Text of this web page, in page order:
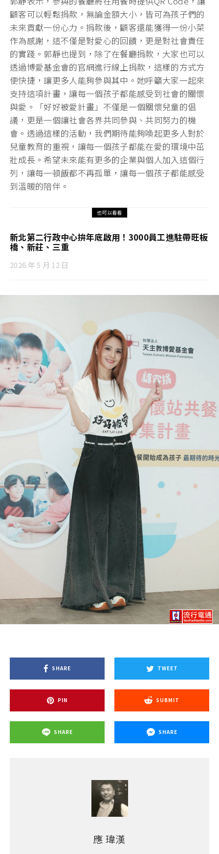
顧客可以輕鬆捐款，無論金額大小，皆可為孩子們的
未來貢獻一份心力。捐款後，顧客還能獲得一份小菜
作為感謝，這不僅是對愛心的回饋，更是對社會責任
的實踐。郭靜也提到，除了在餐廳捐款，大家也可以
透過博愛基金會的官網進行線上捐款，這樣的方式方
便快捷，讓更多人能夠參與其中。她呼籲大家一起來
支持這項計畫，讓每一個孩子都能感受到社會的關懷
與愛。「好好被愛計畫」不僅是一個關懷兒童的倡
議，更是一個讓社會各界共同參與、共同努力的機
會。透過這樣的活動，我們期待能夠喚起更多人對於
兒童教育的重視，讓每一個孩子都能在愛的環境中茁
壯成長。希望未來能有更多的企業與個人加入這個行
列，讓每一頓飯都不再孤單，讓每一個孩子都能感受
到溫暖的陪伴。
也可以看看
新北第二行政中心拚年底啟用！3000員工進駐帶旺板
橋、新莊、三重
2026 年 5 月 12 日
SHARE TWEET
PIN SUBMIT
SHARE SHARE
應 瑋漢